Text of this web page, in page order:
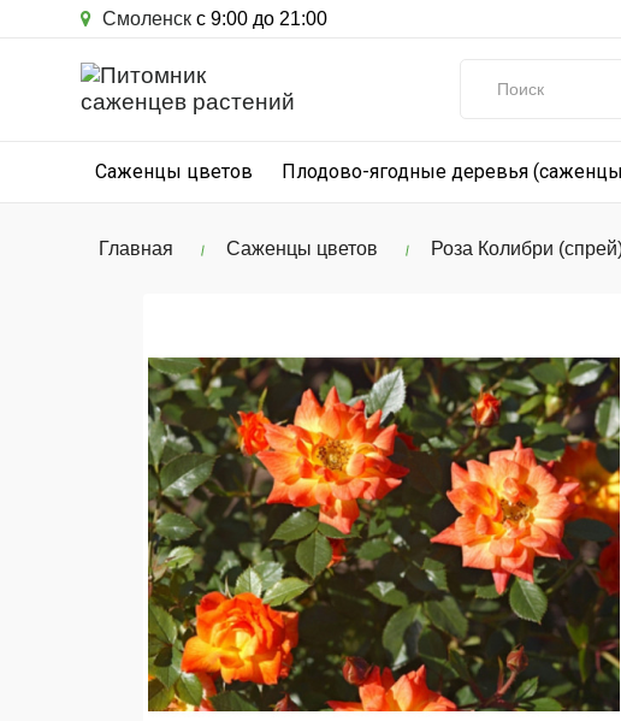
Смоленск с 9:00 до 21:00
Саженцы цветов Плодово-ягодные деревья
Главная Саженцы цветов Роза Колибри